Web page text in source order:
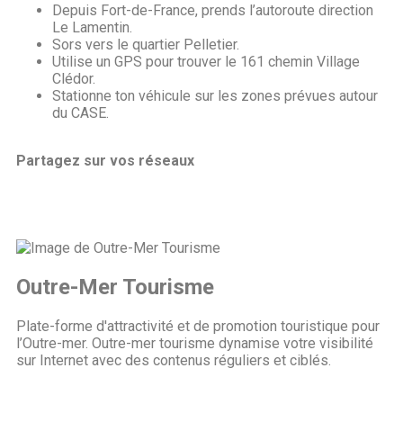
Depuis Fort-de-France, prends l’autoroute direction
Le Lamentin.
Sors vers le quartier Pelletier.
Utilise un GPS pour trouver le 161 chemin Village
Clédor.
Stationne ton véhicule sur les zones prévues autour
du CASE.
Partagez sur vos réseaux
Outre-Mer Tourisme
Plate-forme d'attractivité et de promotion touristique pour
l’Outre-mer. Outre-mer tourisme dynamise votre visibilité
sur Internet avec des contenus réguliers et ciblés.